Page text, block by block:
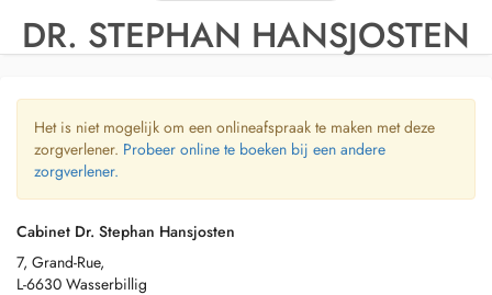
DR. STEPHAN HANSJOSTEN
Het is niet mogelijk om een onlineafspraak te maken met deze
zorgverlener. Probeer online te boeken bij een andere
zorgverlener.
Cabinet Dr. Stephan Hansjosten
7, Grand-Rue,
L-6630 Wasserbillig